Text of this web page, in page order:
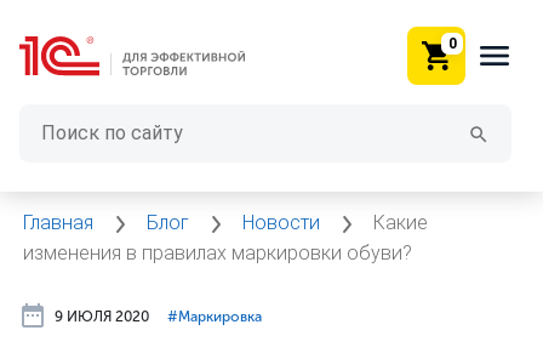
0
Главная Блог Новости
Какие
изменения в правилах маркировки обуви?
9 ИЮЛЯ 2020 #⁣Маркировка